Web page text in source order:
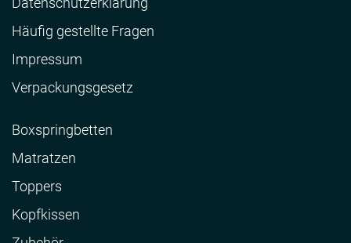
Häufig gestellte Fragen
Impressum
Verpackungsgesetz
Boxspringbetten
Matratzen
Toppers
Kopfkissen